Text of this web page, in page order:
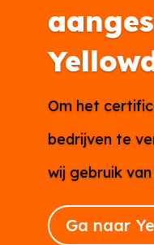
Om het
bedrijven te
wij gebruik
Ga naar